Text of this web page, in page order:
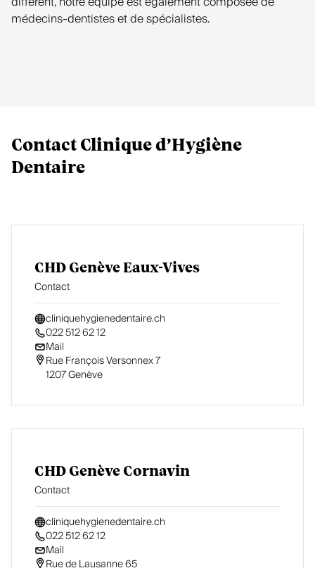
médecins-dentistes et de spécialistes.
Contact Clinique d’Hygiène
Dentaire
CHD Genève Eaux-Vives
Contact
cliniquehygienedentaire.ch
022 512 62 12
Mail
Rue François Versonnex 7
1207 Genève
CHD Genève Cornavin
Contact
cliniquehygienedentaire.ch
022 512 62 12
Mail